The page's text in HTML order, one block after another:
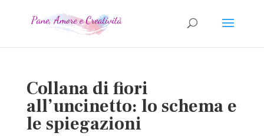
Collana di fiori
all’uncinetto: lo schema e
le spiegazioni